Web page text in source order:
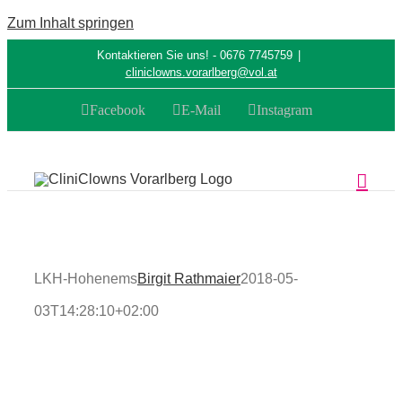
Zum Inhalt springen
Kontaktieren Sie uns! - 0676 7745759
cliniclowns.vorarlberg@vol.at
Facebook E-Mail Instagram
LKH-HohenemsBirgit Rathmaier2018-05-
03T14:28:10+02:00